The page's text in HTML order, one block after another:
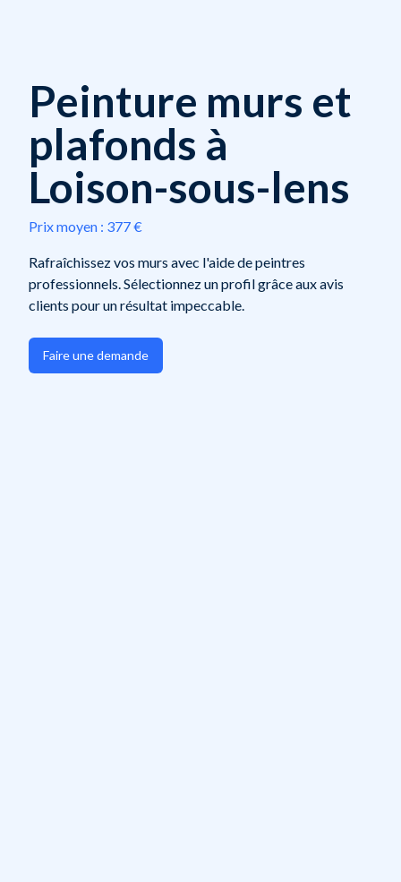
Peinture murs et
plafonds à
Loison-sous-lens
Prix moyen : 377 €
Rafraîchissez vos murs avec l'aide de peintres
professionnels. Sélectionnez un profil grâce aux avis
clients pour un résultat impeccable.
Faire une demande